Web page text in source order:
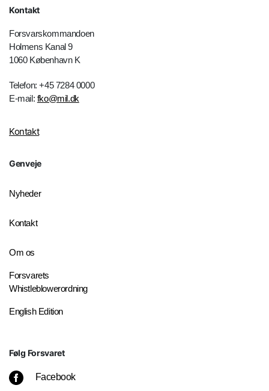
Kontakt
Forsvarskommandoen
Holmens Kanal 9
1060 København K
Telefon: +45 7284 0000
E-mail: fko@mil.dk
Kontakt
Genveje
Nyheder
Kontakt
Om os
Forsvarets
Whistleblowerordning
English Edition
Følg Forsvaret
Facebook